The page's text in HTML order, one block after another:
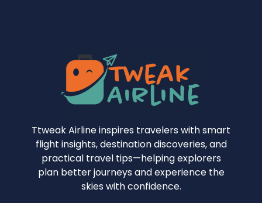
Ttweak Airline inspires travelers with smart
flight insights, destination discoveries, and
practical travel tips—helping explorers
plan better journeys and experience the
skies with confidence.